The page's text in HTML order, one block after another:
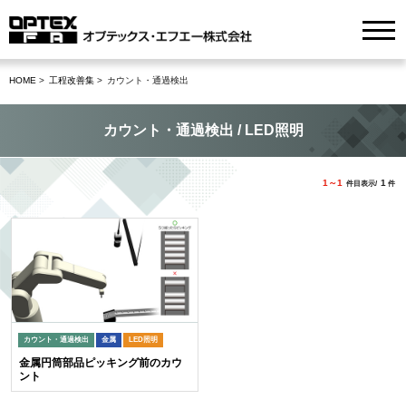
HOME 工程改善集 カウント・通過検出
カウント・通過検出 / LED照明
1～1 件目表示/ 1 件
カウント・通過検出 金属 LED照明
金属円筒部品ピッキング前のカウ
ント